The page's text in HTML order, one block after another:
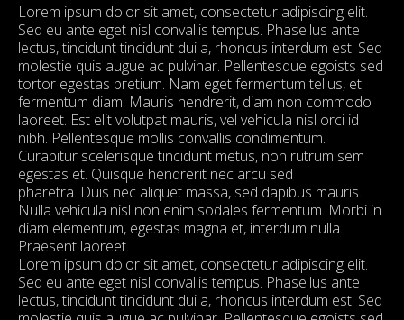
Lorem ipsum dolor sit amet, consectetur adipiscing elit.
Sed eu ante eget nisl convallis tempus. Phasellus ante
lectus, tincidunt tincidunt dui a, rhoncus interdum est. Sed
molestie quis augue ac pulvinar. Pellentesque egoists sed
tortor egestas pretium. Nam eget fermentum tellus, et
fermentum diam. Mauris hendrerit, diam non commodo
laoreet. Est elit volutpat mauris, vel vehicula nisl orci id
nibh. Pellentesque mollis convallis condimentum.
Curabitur scelerisque tincidunt metus, non rutrum sem
egestas et. Quisque hendrerit nec arcu sed
pharetra. Duis nec aliquet massa, sed dapibus mauris.
Nulla vehicula nisl non enim sodales fermentum. Morbi in
diam elementum, egestas magna et, interdum nulla.
Praesent laoreet.
Lorem ipsum dolor sit amet, consectetur adipiscing elit.
Sed eu ante eget nisl convallis tempus. Phasellus ante
lectus, tincidunt tincidunt dui a, rhoncus interdum est. Sed